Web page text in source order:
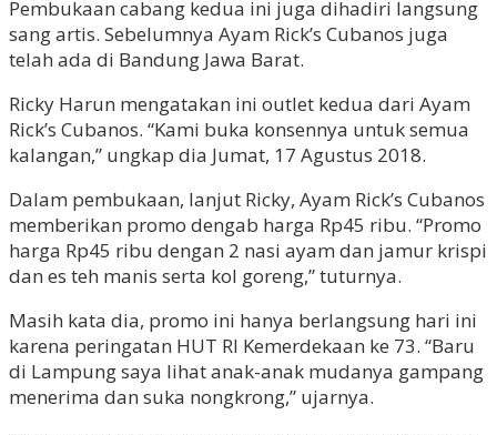
Pembukaan cabang kedua ini juga dihadiri langsung
sang artis. Sebelumnya Ayam Rick’s Cubanos juga
telah ada di Bandung Jawa Barat.
Ricky Harun mengatakan ini outlet kedua dari Ayam
Rick’s Cubanos. “Kami buka konsennya untuk semua
kalangan,” ungkap dia Jumat, 17 Agustus 2018.
Dalam pembukaan, lanjut Ricky, Ayam Rick’s Cubanos
memberikan promo dengab harga Rp45 ribu. “Promo
harga Rp45 ribu dengan 2 nasi ayam dan jamur krispi
dan es teh manis serta kol goreng,” tuturnya.
Masih kata dia, promo ini hanya berlangsung hari ini
karena peringatan HUT RI Kemerdekaan ke 73. “Baru
di Lampung saya lihat anak-anak mudanya gampang
menerima dan suka nongkrong,” ujarnya.